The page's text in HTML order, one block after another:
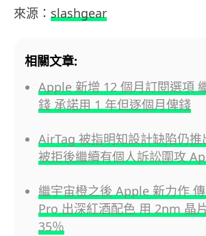
來源： slashgear
相關文章:
Apple 新增 12 個月訂閱選項
錢 承諾用 1 年但逐個月俾錢
AirTag 被指明知設計缺陷仍
被拒後繼續有個人訴訟圍攻
繼宇宙橙之後 Apple 新力作
Pro 出深紅酒配色 用 2nm 晶
35％